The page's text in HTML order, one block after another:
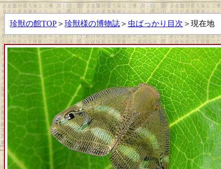
珍獣の館TOP ＞ 珍獣様の博物誌 ＞ 虫ばっかり目次 ＞現在地